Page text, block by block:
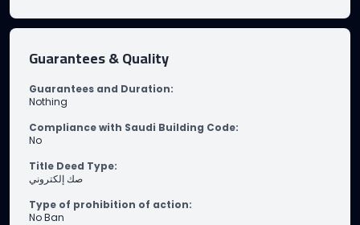
Guarantees & Quality
Guarantees and Duration:
Nothing
Compliance with Saudi Building Code:
No
Title Deed Type:
صك إلكتروني
Type of prohibition of action:
No Ban